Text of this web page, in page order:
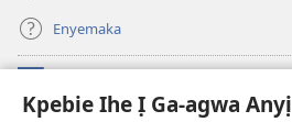
Kpebie Ihe Ị Ga-agwa Anyị
Enyemaka
(ga-
emepere